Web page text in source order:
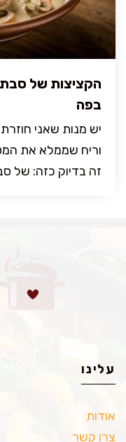
הקציצות של
בפה
יש מנות שאני
וריח שממלא את
זה בדיוק כזה: של
עלינו
אודות
צרו קשר